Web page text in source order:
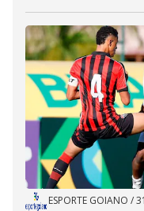
ESPORTE GOIANO /